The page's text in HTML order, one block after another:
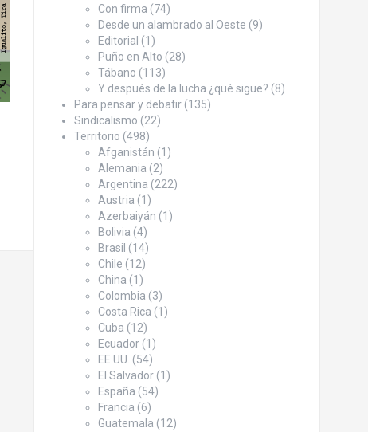
Con firma (74)
Desde un alambrado al Oeste (9)
Editorial (1)
Puño en Alto (28)
Tábano (113)
Y después de la lucha ¿qué sigue? (8)
Para pensar y debatir(135)
Sindicalismo (22)
Territorio (498)
Afganistán (1)
Alemania (2)
Argentina (222)
Austria (1)
Azerbaiyán (1)
Bolivia (4)
Brasil (14)
Chile (12)
China (1)
Colombia (3)
Costa Rica (1)
Cuba (12)
Ecuador(1)
EE.UU. (54)
El Salvador(1)
España (54)
Francia (6)
Guatemala (12)